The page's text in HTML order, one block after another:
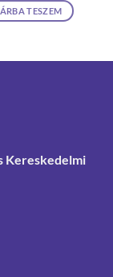
TESZEM
Kereskedelmi